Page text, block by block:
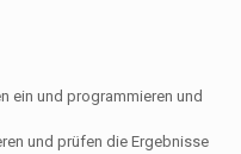
ein und programmieren und
und prüfen die Ergebnisse